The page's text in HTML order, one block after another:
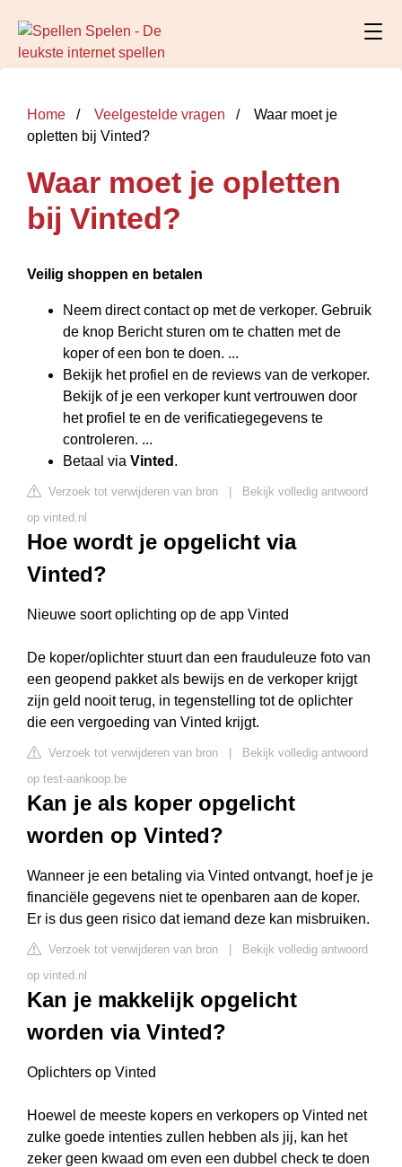
Home Veelgestelde vragen
Waar moet je
opletten bij Vinted?
Waar moet je opletten
bij Vinted?
Veilig shoppen en betalen
Neem direct contact op met de verkoper. Gebruik
de knop Bericht sturen om te chatten met de
koper of een bon te doen. ...
Bekijk het profiel en de reviews van de verkoper.
Bekijk of je een verkoper kunt vertrouwen door
het profiel te en de verificatiegegevens te
controleren. ...
Betaal via Vinted .
Verzoek tot verwijderen van bron
Bekijk volledig antwoord
op vinted.nl
Hoe wordt je opgelicht via
Vinted?
Nieuwe soort oplichting op de app Vinted
De koper/oplichter stuurt dan een frauduleuze foto van
een geopend pakket als bewijs en de verkoper krijgt
zijn geld nooit terug, in tegenstelling tot de oplichter
die een vergoeding van Vinted krijgt.
Verzoek tot verwijderen van bron
Bekijk volledig antwoord
op test-aankoop.be
Kan je als koper opgelicht
worden op Vinted?
Wanneer je een betaling via Vinted ontvangt, hoef je je
financiële gegevens niet te openbaren aan de koper.
Er is dus geen risico dat iemand deze kan misbruiken.
Verzoek tot verwijderen van bron
Bekijk volledig antwoord
op vinted.nl
Kan je makkelijk opgelicht
worden via Vinted?
Oplichters op Vinted
Hoewel de meeste kopers en verkopers op Vinted net
zulke goede intenties zullen hebben als jij, kan het
zeker geen kwaad om even een dubbel check te doen